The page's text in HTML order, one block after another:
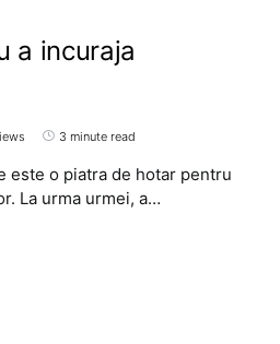
a incuraja
3 minute read
este o piatra de hotar pentru
La urma urmei, a…